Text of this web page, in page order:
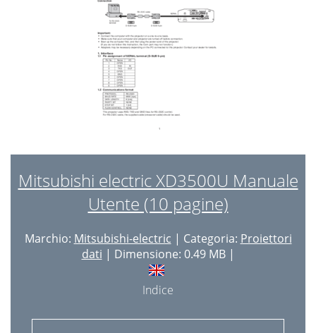
Mitsubishi electric XD3500U Manuale
Utente (10 pagine)
Marchio: Mitsubishi-electric | Categoria: Proiettori
dati | Dimensione: 0.49 MB |
Indice